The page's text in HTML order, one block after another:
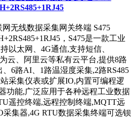
无线数据采集网关终端 S475
，S475是一款工业
以太网、4G通信,支持短信、
云、阿里云等私有云平台,提供8路
6路AI、1路温湿度采集,2路RS485
采集仪表或扩展IO,内置可编程逻
功能,广泛应用于各种远程工业数据
遥控终端,远程控制终端,MQTT远
采集器,4G RTU数据采集终端可选钡